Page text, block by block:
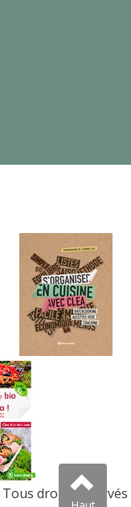
droits réservés